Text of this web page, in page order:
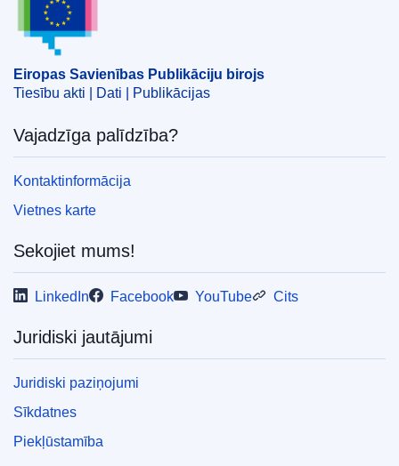
Eiropas Savienības Publikāciju birojs
Tiesību akti | Dati | Publikācijas
Vajadzīga palīdzība?
Kontaktinformācija
Vietnes karte
Sekojiet mums!
LinkedIn Facebook YouTube Cits
Juridiski jautājumi
Juridiski paziņojumi
Sīkdatnes
Piekļūstamība